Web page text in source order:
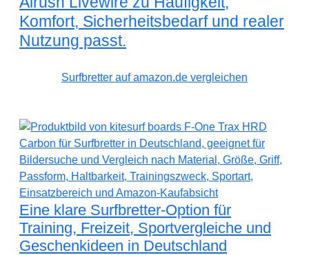
Komfort, Sicherheitsbedarf und realer
Nutzung passt.
Surfbretter auf amazon.de vergleichen
Eine klare Surfbretter-Option für
Training, Freizeit, Sportvergleiche und
Geschenkideen in Deutschland